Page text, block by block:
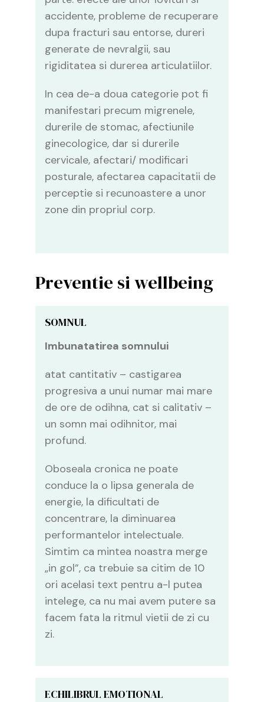
accidente, probleme de recuperare
dupa fracturi sau entorse, dureri
generate de nevralgii, sau
rigiditatea si durerea articulatiilor.
In cea de-a doua categorie pot fi
manifestari precum migrenele,
durerile de stomac, afectiunile
ginecologice, dar si durerile
cervicale, afectari/ modificari
posturale, afectarea capacitatii de
perceptie si recunoastere a unor
zone din propriul corp.
Preventie si wellbeing
SOMNUL
Imbunatatirea somnului
atat cantitativ – castigarea
progresiva a unui numar mai mare
de ore de odihna, cat si calitativ –
un somn mai odihnitor, mai
profund.
Oboseala cronica ne poate
conduce la o lipsa generala de
energie, la dificultati de
concentrare, la diminuarea
performantelor intelectuale.
Simtim ca mintea noastra merge
„in gol”, ca trebuie sa citim de 10
ori acelasi text pentru a-l putea
intelege, ca nu mai avem putere sa
facem fata la ritmul vietii de zi cu
zi.
ECHILIBRUL EMOTIONAL